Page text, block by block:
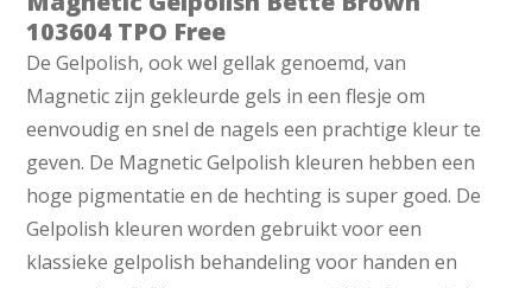
103604 TPO Free
De Gelpolish, ook wel gellak genoemd, van
Magnetic zijn gekleurde gels in een flesje om
eenvoudig en snel de nagels een prachtige kleur te
geven. De Magnetic Gelpolish kleuren hebben een
hoge pigmentatie en de hechting is super goed. De
Gelpolish kleuren worden gebruikt voor een
klassieke gelpolish behandeling voor handen en